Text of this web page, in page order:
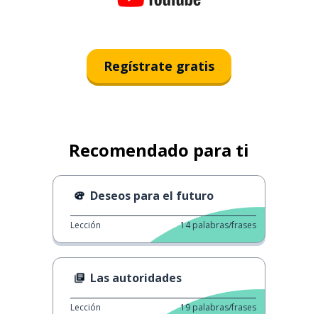
Regístrate gratis
Recomendado para ti
Deseos para el futuro
Lección 14 palabras/frases
Las autoridades
Lección 19 palabras/frases